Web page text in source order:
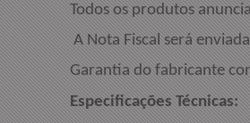
Todos os produtos
A Nota Fiscal será
Garantia do fabricante